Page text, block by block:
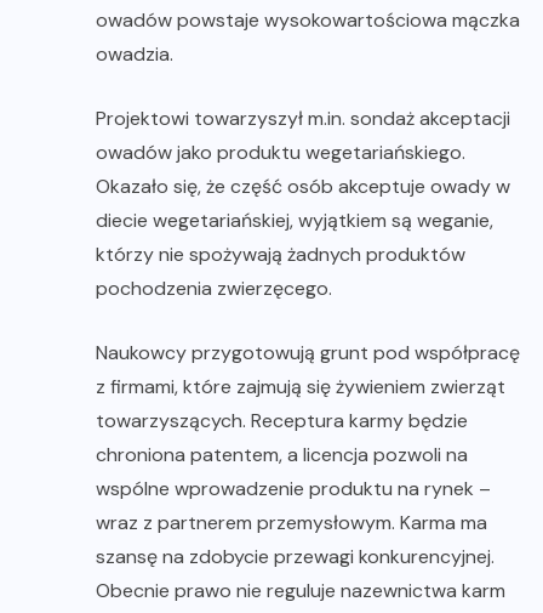
owadów powstaje wysokowartościowa mączka
owadzia.
Projektowi towarzyszył m.in. sondaż akceptacji
owadów jako produktu wegetariańskiego.
Okazało się, że część osób akceptuje owady w
diecie wegetariańskiej, wyjątkiem są weganie,
którzy nie spożywają żadnych produktów
pochodzenia zwierzęcego.
Naukowcy przygotowują grunt pod współpracę
z firmami, które zajmują się żywieniem zwierząt
towarzyszących. Receptura karmy będzie
chroniona patentem, a licencja pozwoli na
wspólne wprowadzenie produktu na rynek –
wraz z partnerem przemysłowym. Karma ma
szansę na zdobycie przewagi konkurencyjnej.
Obecnie prawo nie reguluje nazewnictwa karm